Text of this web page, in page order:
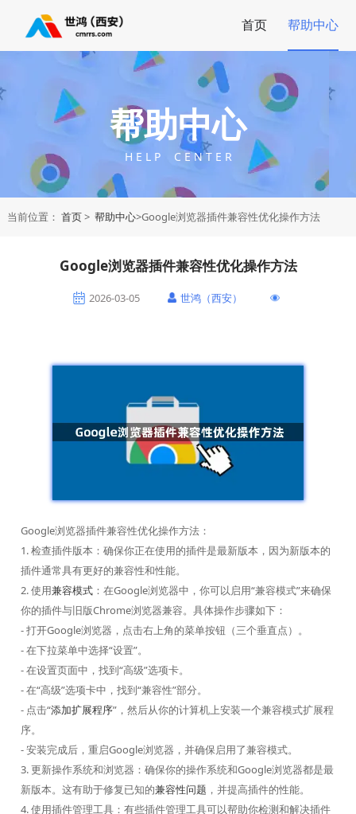
首页 帮助中心
帮助中心
H E L P C E N T E R
当前位置： 首页> 帮助中心>Google浏览器插件兼容性优化操作方法
Google浏览器插件兼容性优化操作方法
2026-03-05 世鸿（西安）
Google浏览器插件兼容性优化操作方法：
1. 检查插件版本：确保你正在使用的插件是最新版本，因为新版本的
插件通常具有更好的兼容性和性能。
2. 使用兼容模式：在Google浏览器中，你可以启用“兼容模式”来确保
你的插件与旧版Chrome浏览器兼容。具体操作步骤如下：
- 打开Google浏览器，点击右上角的菜单按钮（三个垂直点）。
- 在下拉菜单中选择“设置”。
- 在设置页面中，找到“高级”选项卡。
- 在“高级”选项卡中，找到“兼容性”部分。
- 点击“添加扩展程序”，然后从你的计算机上安装一个兼容模式扩展程
序。
- 安装完成后，重启Google浏览器，并确保启用了兼容模式。
3. 更新操作系统和浏览器：确保你的操作系统和Google浏览器都是最
新版本。这有助于修复已知的兼容性问题 ，并提高插件的性能。
4. 使用插件管理工具：有些插件管理工具可以帮助你检测和解决插件